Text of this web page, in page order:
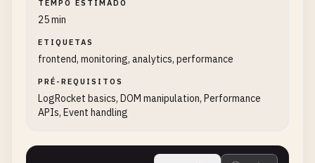
TEMPO ESTIMADO
25 min
ETIQUETAS
frontend, monitoring, analytics, performance
PRÉ-REQUISITOS
LogRocket basics, DOM manipulation, Performance
APIs, Event handling